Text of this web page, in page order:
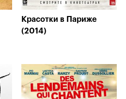
Красотки в Париже
(2014)